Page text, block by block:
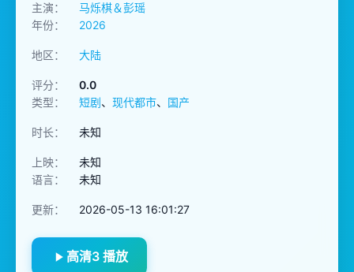
主演：
马烁棋＆彭瑶
年份：
2026
地区： 大陆
评分：
0.0
类型：
短剧、 现代都市、 国产
时长： 未知
上映：
未知
语言：
未知
更新： 2026-05-13 16:01:27
高清3 播放